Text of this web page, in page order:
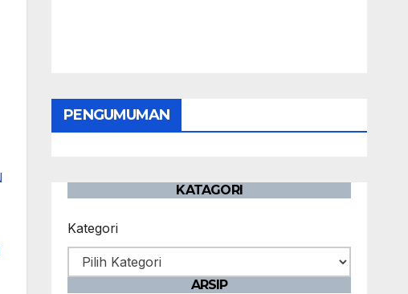
PENGUMUMAN
KATAGORI
Kategori
ARSIP